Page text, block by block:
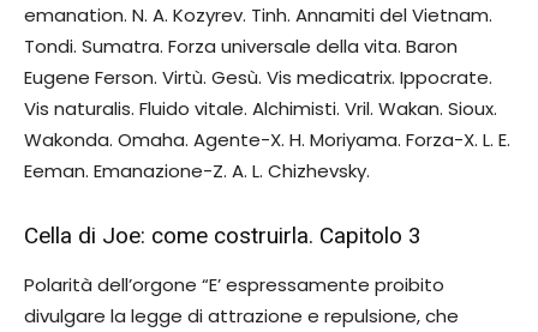
emanation. N. A. Kozyrev. Tinh. Annamiti del Vietnam.
Tondi. Sumatra. Forza universale della vita. Baron
Eugene Ferson. Virtù. Gesù. Vis medicatrix. Ippocrate.
Vis naturalis. Fluido vitale. Alchimisti. Vril. Wakan. Sioux.
Wakonda. Omaha. Agente-X. H. Moriyama. Forza-X. L. E.
Eeman. Emanazione-Z. A. L. Chizhevsky.
Cella di Joe: come costruirla. Capitolo 3
Polarità dell’orgone “E’ espressamente proibito
divulgare la legge di attrazione e repulsione, che